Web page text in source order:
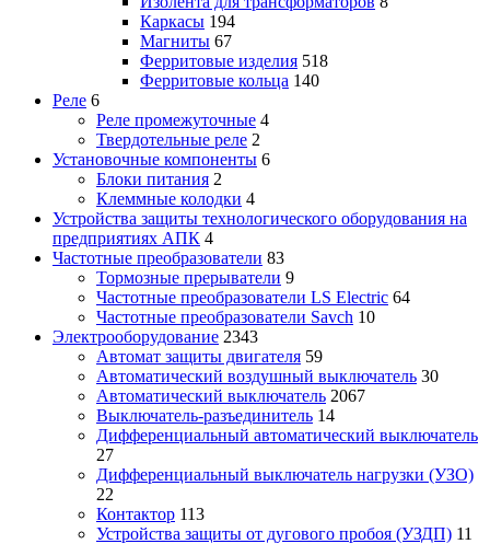
Каркасы 194
Магниты 67
Ферритовые изделия 518
Ферритовые кольца 140
Реле 6
Реле промежуточные 4
Твердотельные реле 2
Установочные компоненты 6
Блоки питания 2
Клеммные колодки 4
Устройства защиты технологического оборудования на
предприятиях АПК 4
Частотные преобразователи 83
Тормозные прерыватели 9
Частотные преобразователи LS Electric 64
Частотные преобразователи Savch 10
Электрооборудование 2343
Автомат защиты двигателя 59
Автоматический воздушный выключатель 30
Автоматический выключатель 2067
Выключатель-разъединитель 14
Дифференциальный автоматический выключатель
27
Дифференциальный выключатель нагрузки (УЗО)
22
Контактор 113
Устройства защиты от дугового пробоя (УЗДП) 11